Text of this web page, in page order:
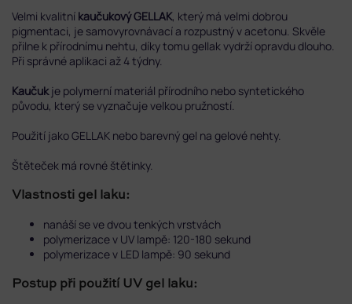
Velmi kvalitní kaučukový GELLAK, který má velmi dobrou
pigmentaci, je samovyrovnávací a rozpustný v acetonu. Skvěle
přilne k přírodnímu nehtu, díky tomu gellak vydrží opravdu dlouho.
Při správné aplikaci až 4 týdny.
Kaučuk je polymerní materiál přírodního nebo syntetického
původu, který se vyznačuje velkou pružností.
Použití jako GELLAK nebo barevný gel na gelové nehty.
Štěteček má rovné štětinky.
Vlastnosti gel laku:
nanáší se ve dvou tenkých vrstvách
polymerizace v UV lampě: 120-180 sekund
polymerizace v LED lampě: 90 sekund
Postup při použití UV gel laku: